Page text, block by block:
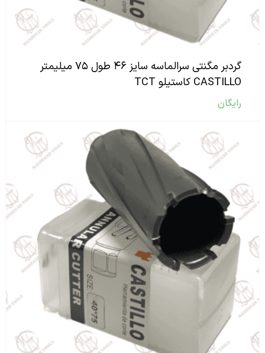
گردبر مگنتی سرالماسه سایز ۴۶ طول ۷۵ میلیمتر
CASTILLO کاستیلو TCT
رایگان